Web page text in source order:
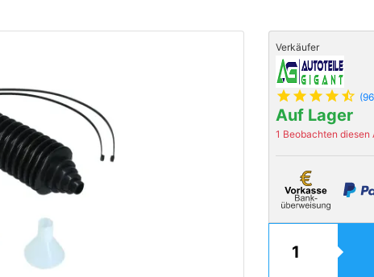
Verkäufer
star star star star star_half
Auf Lager
1 Beobachten diesen